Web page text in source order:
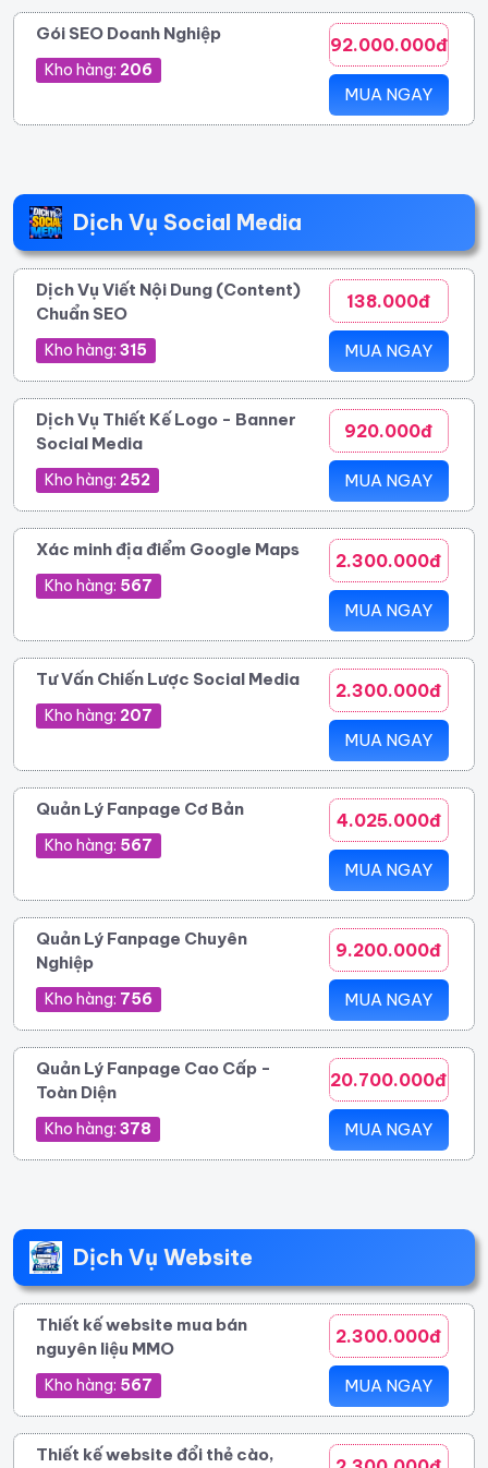
Gói SEO Doanh Nghiệp
Kho hàng: 206
92.000.000đ
MUA NGAY
Dịch Vụ Social Media
Dịch Vụ Viết Nội Dung (Content)
Chuẩn SEO
Kho hàng: 315
138.000đ
MUA NGAY
Dịch Vụ Thiết Kế Logo - Banner
Social Media
Kho hàng: 252
920.000đ
MUA NGAY
Xác minh địa điểm Google Maps
Kho hàng: 567
2.300.000đ
MUA NGAY
Tư Vấn Chiến Lược Social Media
Kho hàng: 207
2.300.000đ
MUA NGAY
Quản Lý Fanpage Cơ Bản
Kho hàng: 567
4.025.000đ
MUA NGAY
Quản Lý Fanpage Chuyên
Nghiệp
Kho hàng: 756
9.200.000đ
MUA NGAY
Quản Lý Fanpage Cao Cấp -
Toàn Diện
Kho hàng: 378
20.700.000đ
MUA NGAY
Dịch Vụ Website
Thiết kế website mua bán
nguyên liệu MMO
Kho hàng: 567
2.300.000đ
MUA NGAY
Thiết kế website đổi thẻ cào,